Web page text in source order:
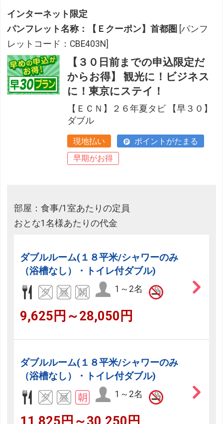
インターネット限定
パンフレット名称：【Ｅクーポン】首都圏 [パンフ
レットコード：CBE403N]
【３０日前までの申込限定だ
からお得】 観光に！ビジネス
に！東京にステイ！
【ＥＣＮ】２６年夏タビ 【早３０】
ダブル
現地払い
ポイントがたまる
早期がお得
部屋：食事/1室あたりの定員
おとな1名様あたりの代金
ダブルルーム(１８平米/シャワーのみ
（浴槽なし）・トイレ付ダブル)
1～2名
9,625円～28,050円
ダブルルーム(１８平米/シャワーのみ
（浴槽なし）・トイレ付ダブル)
1～2名